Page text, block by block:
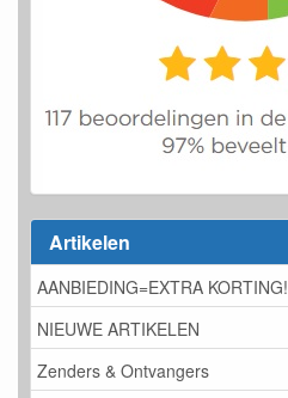
Artikelen
AANBIEDING=EXTRA KORTING!
NIEUWE ARTIKELEN
Zenders & Ontvangers